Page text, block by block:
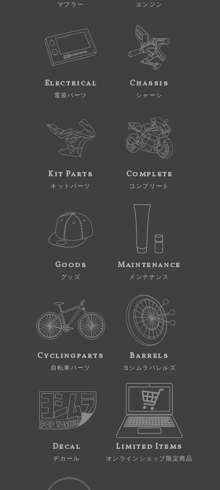
マフラー エンジン
Electrical
電装パーツ
Chassis
シャーシ
Kit Parts
キットパーツ
Complete
コンプリート
Goods
グッズ
Maintenance
メンテナンス
Cyclingparts
自転車パーツ
Barrels
ヨシムラバレルズ
Decal
デカール
Limited Items
オンラインショップ限定商品